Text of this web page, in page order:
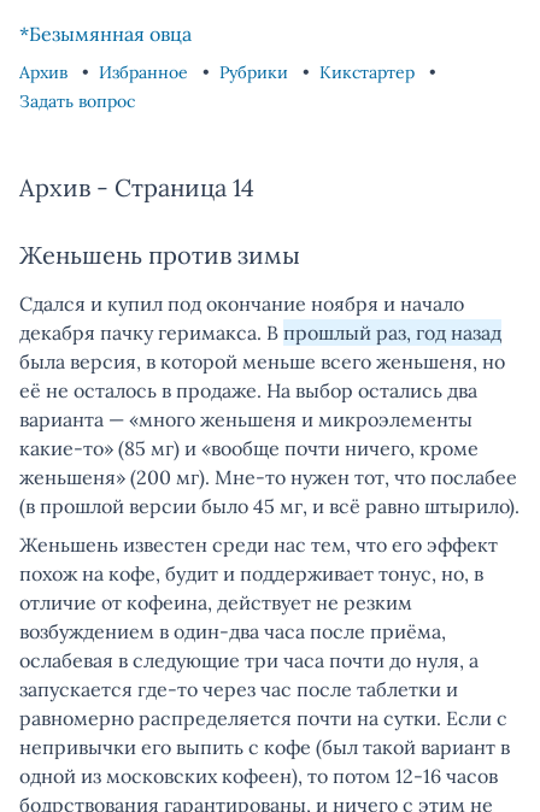
*Безымянная овца
Архив Избранное Рубрики
Кикстартер
Задать вопрос
Архив - Страница 14
Женьшень против зимы
Сдался и купил под окончание ноября и начало
декабря пачку геримакса. В прошлый раз, год назад
была версия, в которой меньше всего женьшеня, но
её не осталось в продаже. На выбор остались два
варианта — «много женьшеня и микроэлементы
какие-то» (85 мг) и «вообще почти ничего, кроме
женьшеня» (200 мг). Мне-то нужен тот, что послабее
(в прошлой версии было 45 мг, и всё равно штырило).
Женьшень известен среди нас тем, что его эффект
похож на кофе, будит и поддерживает тонус, но, в
отличие от кофеина, действует не резким
возбуждением в один-два часа после приёма,
ослабевая в следующие три часа почти до нуля, а
запускается где-то через час после таблетки и
равномерно распределяется почти на сутки. Если с
непривычки его выпить с кофе (был такой вариант в
одной из московских кофеен), то потом 12-16 часов
бодрствования гарантированы, и ничего с этим не